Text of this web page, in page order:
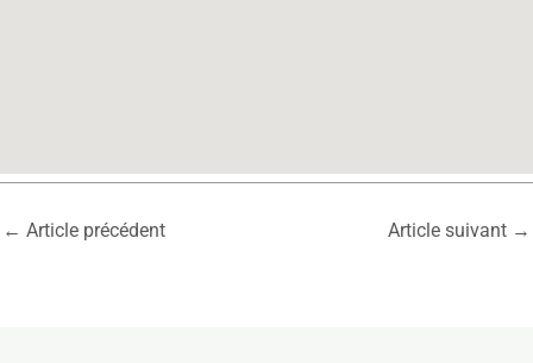
← Article précédent Article suivant →